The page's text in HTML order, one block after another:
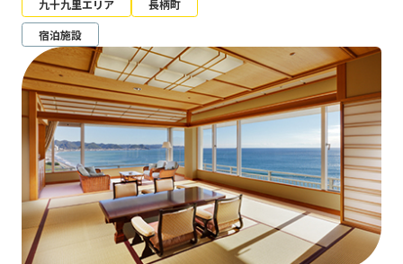
九十九里エリア
長柄町
宿泊施設